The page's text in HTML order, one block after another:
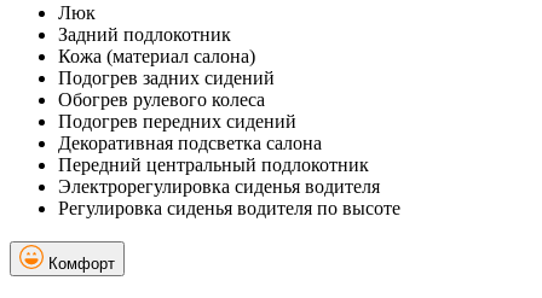
Люк
Задний подлокотник
Кожа (материал салона)
Подогрев задних сидений
Обогрев рулевого колеса
Подогрев передних сидений
Декоративная подсветка салона
Передний центральный подлокотник
Электрорегулировка сиденья водителя
Регулировка сиденья водителя по высоте
Комфорт